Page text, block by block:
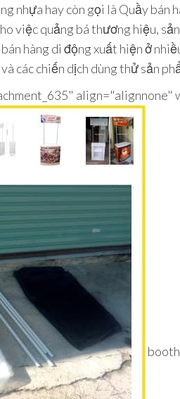
nhựa hay còn gọi là Quầy bán
việc quảng bá thương hiệu,
hàng di động xuất hiện ở
các chiến dịch dùng thử sản
align="alignnone"